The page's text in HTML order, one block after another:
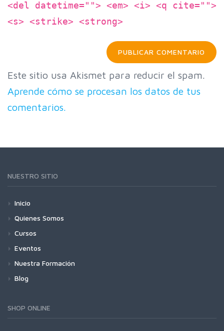
<del datetime=""> <em> <i> <q cite="">
<s> <strike> <strong>
Este sitio usa Akismet para reducir el spam.
Aprende cómo se procesan los datos de tus
comentarios.
NUESTRO SITIO
Inicio
Quienes Somos
Cursos
Eventos
Nuestra Formación
Blog
SHOP ONLINE